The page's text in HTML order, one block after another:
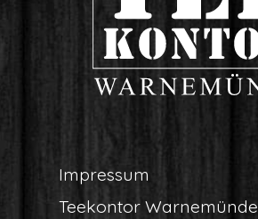
Impres­sum
Tee­kon­tor Warnemünde